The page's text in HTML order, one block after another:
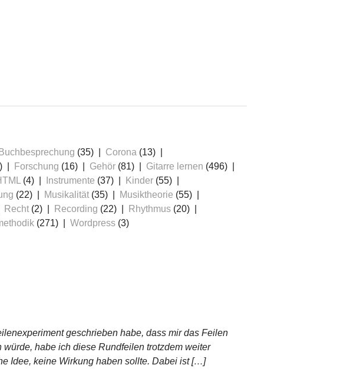
Buchbesprechung (35) Corona (13)
Forschung (16) Gehör (81) Gitarre lernen (496)
(4) Instrumente (37) Kinder (55)
(22) Musikalität (35) Musiktheorie (55)
Recht (2) Recording (22) Rhythmus (20)
(271) Wordpress (3)
geschrieben habe, dass mir das Feilen
habe ich diese Rundfeilen trotzdem weiter
Idee, keine Wirkung haben sollte. Dabei ist […]